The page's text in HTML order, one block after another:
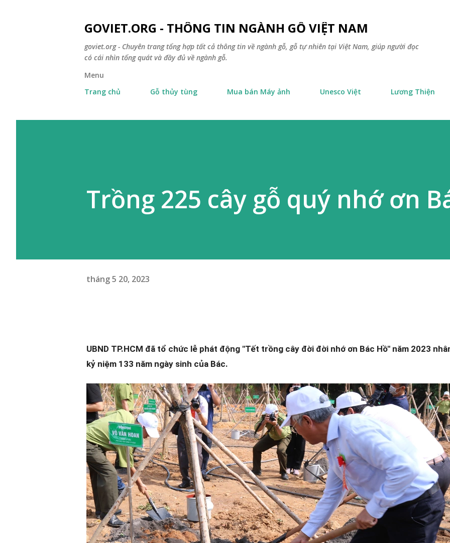
GOVIET.ORG - THÔNG TIN NGÀNH GỖ VIỆT NAM
goviet.org - Chuyên trang tổng hợp tất cả thông tin về ngành gỗ, gỗ tự nhiên tại Việt Nam, giúp người đọc
có cái nhìn tổng quát và đầy đủ về ngành gỗ.
Menu
Trang chủ
Gỗ thủy tùng Mua bán Máy ảnh Unesco Việt Lương Thiện
Trồng 225 cây gỗ quý nhớ ơn
tháng 5 20, 2023
UBND TP.HCM đã tổ chức lễ phát động "Tết trồng cây đời đời nhớ ơn Bác Hồ" năm 2023
kỷ niệm 133 năm ngày sinh của Bác.